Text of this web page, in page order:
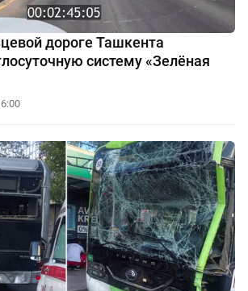
дороге Ташкента
систему «Зелёная